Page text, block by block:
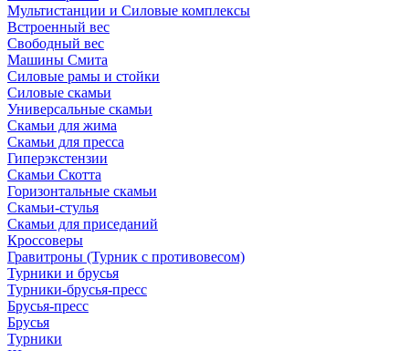
Мультистанции и Силовые комплексы
Встроенный вес
Свободный вес
Машины Смита
Силовые рамы и стойки
Силовые скамьи
Универсальные скамьи
Скамьи для жима
Скамьи для пресса
Гиперэкстензии
Скамьи Скотта
Горизонтальные скамьи
Скамьи-стулья
Скамьи для приседаний
Кроссоверы
Гравитроны (Турник с противовесом)
Турники и брусья
Турники-брусья-пресс
Брусья-пресс
Брусья
Турники